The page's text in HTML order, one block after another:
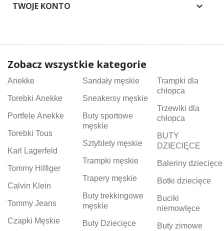
TWOJE KONTO 
Zobacz wszystkie kategorie
Anekke
Torebki Anekke
Portfele Anekke
Torebki Tous
Karl Lagerfeld
Tommy Hilfiger
Calvin Klein
Tommy Jeans
Czapki Męskie
Sandały męskie
Sneakersy męskie
Buty sportowe
męskie
Sztyblety męskie
Trampki męskie
Trapery męskie
Buty trekkingowe
męskie
Buty Dziecięce
Trampki dla
chłopca
Trzewiki dla
chłopca
BUTY
DZIECIĘCE
Baleriny dziecięce
Botki dziecięce
Buciki
niemowlęce
Buty zimowe